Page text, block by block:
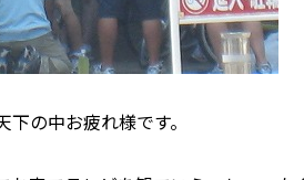
の中お疲れ様です。